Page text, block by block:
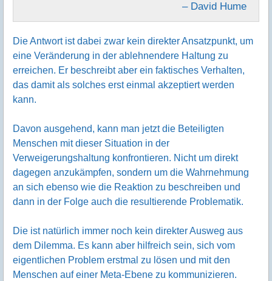
– David Hume
Die Antwort ist dabei zwar kein direkter Ansatzpunkt, um
eine Veränderung in der ablehnendere Haltung zu
erreichen. Er beschreibt aber ein faktisches Verhalten,
das damit als solches erst einmal akzeptiert werden
kann.
Davon ausgehend, kann man jetzt die Beteiligten
Menschen mit dieser Situation in der
Verweigerungshaltung konfrontieren. Nicht um direkt
dagegen anzukämpfen, sondern um die Wahrnehmung
an sich ebenso wie die Reaktion zu beschreiben und
dann in der Folge auch die resultierende Problematik.
Die ist natürlich immer noch kein direkter Ausweg aus
dem Dilemma. Es kann aber hilfreich sein, sich vom
eigentlichen Problem erstmal zu lösen und mit den
Menschen auf einer Meta-Ebene zu kommunizieren.